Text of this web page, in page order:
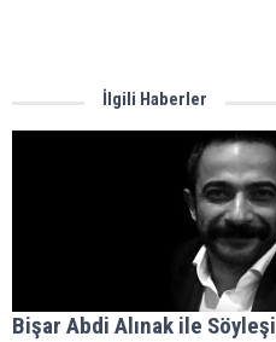
İlgili Haberler
Bişar Abdi Alınak ile Söyleşi